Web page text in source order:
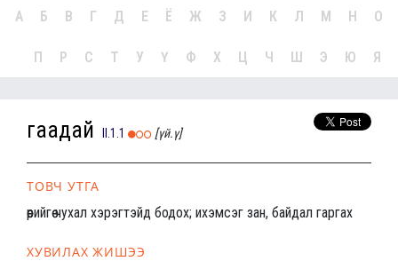
А Б В Г Д Е Ё Ж З И К Л М Н О
П Р С Т У Ү Ф Х Ц Ч Ш Э Ю Я
гаадай II.1.1 [үй.ү]
ТОВЧ УТГА
өөрийгөө чухал хэрэгтэйд бодох; ихэмсэг зан, байдал гаргах
ХУВИЛАХ ЖИШЭЭ